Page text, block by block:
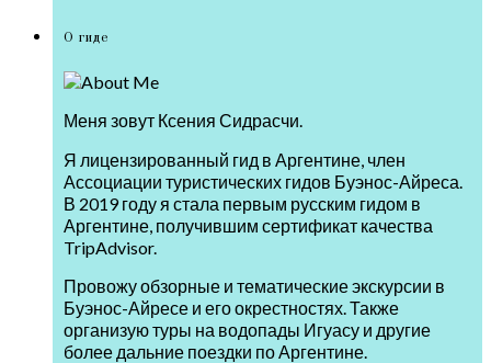
О гиде
Меня зовут Ксения Сидрасчи.
Я лицензированный гид в Аргентине, член
Ассоциации туристических гидов Буэнос-Айреса.
В 2019 году я стала первым русским гидом в
Аргентине, получившим сертификат качества
TripAdvisor.
Провожу обзорные и тематические экскурсии в
Буэнос-Айресе и его окрестностях. Также
организую туры на водопады Игуасу и другие
более дальние поездки по Аргентине.